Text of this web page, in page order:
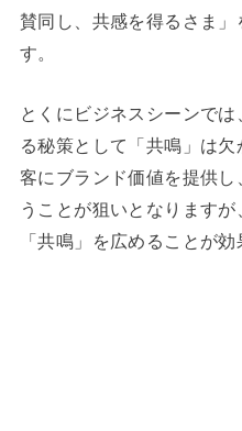
賛同し、共感を得るさま」
す。
とくにビジネスシーンで
る秘策として「共鳴」は
客にブランド価値を提供
うことが狙いとなります
「共鳴」を広めることが